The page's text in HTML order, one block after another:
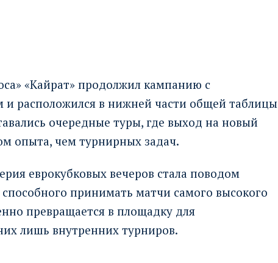
«Кайрат» продолжил кампанию с
расположился в нижней части общей таблицы
очередные туры, где выход на новый
опыта, чем турнирных задач.
еврокубковых вечеров стала поводом
принимать матчи самого высокого
превращается в площадку для
лишь внутренних турниров.